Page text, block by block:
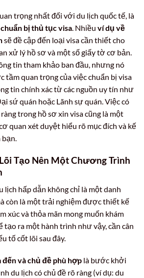
trọng nhất đối với du lịch quốc tế, là
chuẩn bị thủ tục visa. Nhiều ví dụ về
sẽ đề cập đến loại visa cần thiết cho
xử lý hồ sơ và một số giấy tờ cơ bản.
tin tham khảo ban đầu, nhưng nó
tầm quan trọng của việc chuẩn bị visa
tin chính xác từ các nguồn uy tín như
sứ quán hoặc Lãnh sự quán. Việc có
trong hồ sơ xin visa cũng là một
quan xét duyệt hiểu rõ mục đích và kế
bạn.
Tạo Nên Một Chương Trình
hấp dẫn không chỉ là một danh
còn là một trải nghiệm được thiết kế
xúc và thỏa mãn mong muốn khám
tạo ra một hành trình như vậy, cần cân
tố cốt lõi sau đây.
đến và chủ đề phù hợp là bước khởi
du lịch có chủ đề rõ ràng (ví dụ: du